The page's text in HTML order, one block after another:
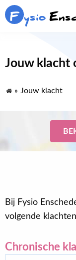
F ysio
Jouw klacht
» Jouw klacht
Bij Fysio
volgende
Chronische